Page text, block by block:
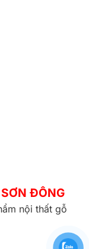
ĐÔNG
nội thất gỗ